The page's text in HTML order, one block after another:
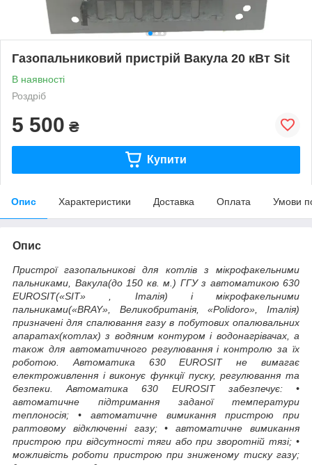
Газопальниковий пристрій Вакула 20 кВт Sit
В наявності
Роздріб
5 500 ₴
Купити
Опис Характеристики Доставка Оплата Умови
Опис
Пристрої газопальникові для котлів з мікрофакельними
пальниками, Вакула(до 150 кв. м.) ГГУ з автоматикою 630
EUROSIT(«SIT» , Італія) і мікрофакельними
пальниками(«BRAY», Великобританія, «Polidoro», Італія)
призначені для спалювання газу в побутових опалювальних
апаратах(котлах) з водяним контуром і водонагрівачах, а
також для автоматичного регулювання і контролю за їх
роботою. Автоматика 630 EUROSIT не вимагає
електроживлення і виконує функції пуску, регулювання та
безпеки. Автоматика 630 EUROSIT забезпечує: •
автоматичне підтримання заданої температури
теплоносія; • автоматичне вимикання пристрою при
раптовому відключенні газу; • автоматичне вимикання
пристрою при відсутності тяги або при зворотній тязі; •
можливість роботи пристрою при зниженому тиску газу;